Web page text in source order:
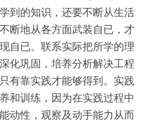
到的知识，还要不断从生活
断地从各方面武装自已，才
自已。联系实际把所学的理
化巩固，培养分析解决工程
有靠实践才能够得到。实践
和训练，因为在实践过程中
动性，观察及动手能力从而